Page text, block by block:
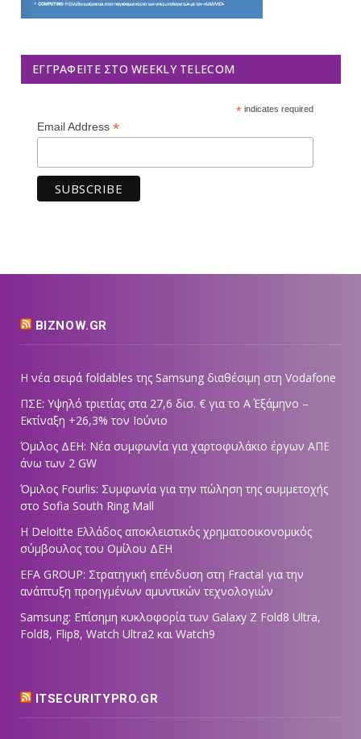
ΕΓΓΡΑΦΕΊΤΕ ΣΤΟ WEEKLY TELECOM
*indicates required
Email Address *
BIZNOW.GR
Η νέα σειρά foldables της Samsung διαθέσιμη στη Vodafone
ΠΣΕ: Υψηλό τριετίας στα 27,6 δισ. € για το Α΄ Εξάμηνο –
Εκτίναξη +26,3% τον Ιούνιο
Όμιλος ΔΕΗ: Νέα συμφωνία για χαρτοφυλάκιο έργων ΑΠΕ
άνω των 2 GW
Όμιλος Fourlis: Συμφωνία για την πώληση της συμμετοχής
στο Sofia South Ring Mall
Η Deloitte Ελλάδος αποκλειστικός χρηματοοικονομικός
σύμβουλος του Ομίλου ΔΕΗ
EFA GROUP: Στρατηγική επένδυση στη Fractal για την
ανάπτυξη προηγμένων αμυντικών τεχνολογιών
Samsung: Επίσημη κυκλοφορία των Galaxy Z Fold8 Ultra,
Fold8, Flip8, Watch Ultra2 και Watch9
ITSECURITYPRO.GR